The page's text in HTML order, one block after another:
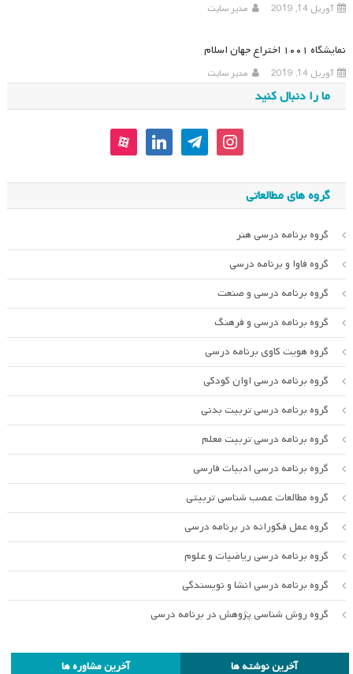
آوریل 14, 2019 مدیر سایت
نمایشگاه ۱۰۰۱ اختراع جهان اسلام
آوریل 14, 2019 مدیر سایت
ما را دنبال کنید
instagram
telegram
linkedin
aparat
گروه های مطالعاتی
گروه برنامه درسی هنر
گروه فاوا و برنامه درسی
گروه برنامه درسی و صنعت
گروه برنامه درسی و فرهنگ
گروه هویت کاوی برنامه درسی
گروه برنامه درسی اوان کودکی
گروه برنامه درسی تربیت بدنی
گروه برنامه درسی تربیت معلم
گروه برنامه درسی ادبیات فارسی
گروه مطالعات عصب شناسی تربیتی
گروه عمل فکورانه در برنامه درسی
گروه برنامه درسی ریاضیات و علوم
گروه برنامه درسی انشا و نویسندگی
گروه روش شناسی پژوهش در برنامه درسی
آخرین نوشته ها آخرین مشاوره ها